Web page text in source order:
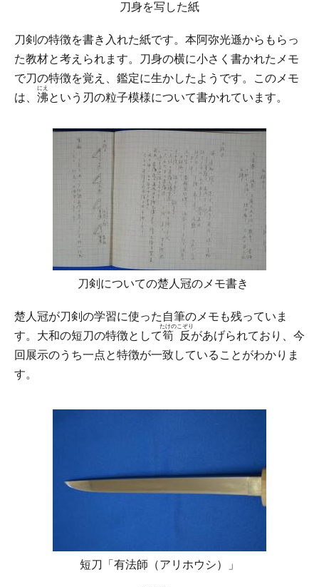
刀身を写した紙
刀剣の特徴を書き入れた紙です。本阿弥光遜からもらっ
た教材と考えられます。刀身の横に小さく書かれたメモ
で刀の特徴を覚え、鑑定に生かしたようです。このメモ
は、 沸
にえ
という刃の粒子模様について書かれています。
刀剣についての楚人冠のメモ書き
楚人冠が刀剣の学習に使った自筆のメモも残っていま
す。大和の短刀の特徴として筍反
たけのこぞり
があげられており、今
回展示のうち一点と特徴が一致していることがわかりま
す。
短刀「有法師（アリホウシ）」